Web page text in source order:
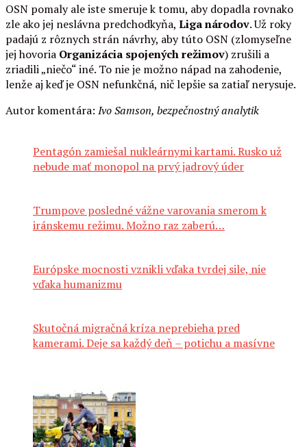
OSN pomaly ale iste smeruje k tomu, aby dopadla rovnako
zle ako jej neslávna predchodkyňa, Liga národov. Už roky
padajú z rôznych strán návrhy, aby túto OSN (zlomyseľne
jej hovoria Organizácia spojených režimov) zrušili a
zriadili „niečo“ iné. To nie je možno nápad na zahodenie,
lenže aj keď je OSN nefunkčná, nič lepšie sa zatiaľ nerysuje.
Autor komentára: Ivo Samson, bezpečnostný analytik
Pentagón zamiešal nukleárnymi kartami. Rusko už
nebude mať monopol na prvý jadrový úder
Trumpove posledné vážne varovania smerom k
iránskemu režimu. Možno raz zaberú…
Európske mocnosti vznikli vďaka tvrdej sile, nie
vďaka humanizmu
Skutočná migračná kríza neprebieha pred
kamerami. Deje sa každý deň – potichu a masívne